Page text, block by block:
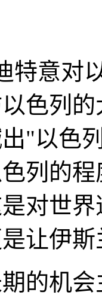
特意对
色列
"以色
列的
对世
让伊
的机